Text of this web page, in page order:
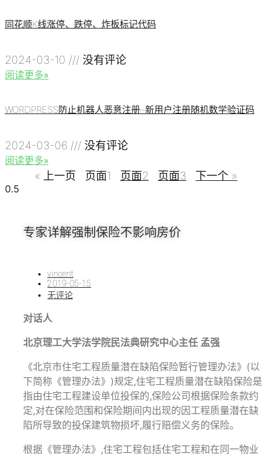
同花顺K线涨停、跌停、炸板标记代码
2024-03-10 没有评论
阅读更多»
WORDPRESS防止机器人恶意注册–新用户注册随机数学验证码
2024-03-06 没有评论
阅读更多»
« 上一页 页面1 页面2 页面3 下一个 »
专家详解强制保险不影响房价
vincent
2019-05-15
无评论
对话人
北京理工大学法学院民法典研究中心主任 孟强
《北京市住宅工程质量潜在缺陷保险暂行管理办法》(以
下简称《管理办法》)规定,住宅工程质量潜在缺陷保险是
指由住宅工程建设单位投保的,保险公司根据保险条款约
定,对在保险范围和保险期间内出现的因工程质量潜在缺
陷所导致的投保建筑物损坏,履行赔偿义务的保险。
根据《管理办法》,住宅工程包括住宅工程和在同一物业